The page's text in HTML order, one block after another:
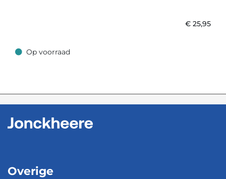
€ 25,95
Op voorraad
Op voorraad
Overige